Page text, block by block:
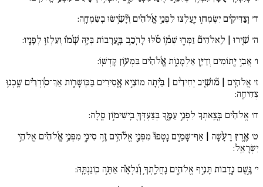
ד׳ וְֽצַדִּיקִ֗ים יִשְׂמְח֣וּ יַֽ֖עַלְצוּ לִפְנֵ֣י אֱ֜לֹהִ֗ים וְיָ֘שִׂ֥ישׂוּ בְשִׂמְחָֽה:
ה׳ שִׁ֚ירוּ | לֵֽאלֹהִים֘ זַמְּר֪וּ שְׁמ֥֫וֹ סֹ֡לּוּ לָרֹֽכֵ֣ב בָּֽ֖עֲרָבוֹת בְּיָ֥הּ שְׁ֜מ֗וֹ וְעִלְז֥וּ לְפָנָֽיו:
ו׳ אֲבִ֣י יְ֖תוֹמִים וְדַיַּ֣ן אַלְמָנ֑וֹת אֱ֜לֹהִ֗ים בִּמְע֥וֹן קָדְשֽׁוֹ:
ז׳ אֱלֹהִ֚ים | מ֘וֹשִׁ֚יב יְחִידִ֨ים | בַּ֗יְתָה מוֹצִ֣יא אֲ֖סִירִים בַּכּֽוֹשָׁר֑וֹת אַךְ־סֽ֜וֹרְרִ֗ים שָֽׁכְנ֥וּ
צְחִיחָֽה:
ח׳ אֱלֹהִ֗ים בְּ֖צֵֽאתְךָ לִפְנֵ֣י עַמֶּ֑ךָ בְּצַעְדְּךָ֖ בִֽישִׁימ֣וֹן סֶֽלָה:
ט׳ אֶ֚רֶץ רָעָ֨שָׁה | אַף־שָׁמַ֣יִם נָֽטְפוּ֘ מִפְּנֵ֪י אֱלֹ֫הִ֥ים זֶ֥ה סִינַ֑י מִפְּנֵ֥י אֱ֜לֹהִ֗ים אֱלֹהֵ֥י
יִשְׂרָאֵֽל:
י׳ גֶּ֣שֶׁם נְ֖דָבוֹת תָּנִ֣יף אֱלֹהִ֑ים נַֽחֲלָֽתְךָ֥ וְ֜נִלְאָ֗ה אַתָּ֣ה כֽוֹנַנְתָּֽהּ: